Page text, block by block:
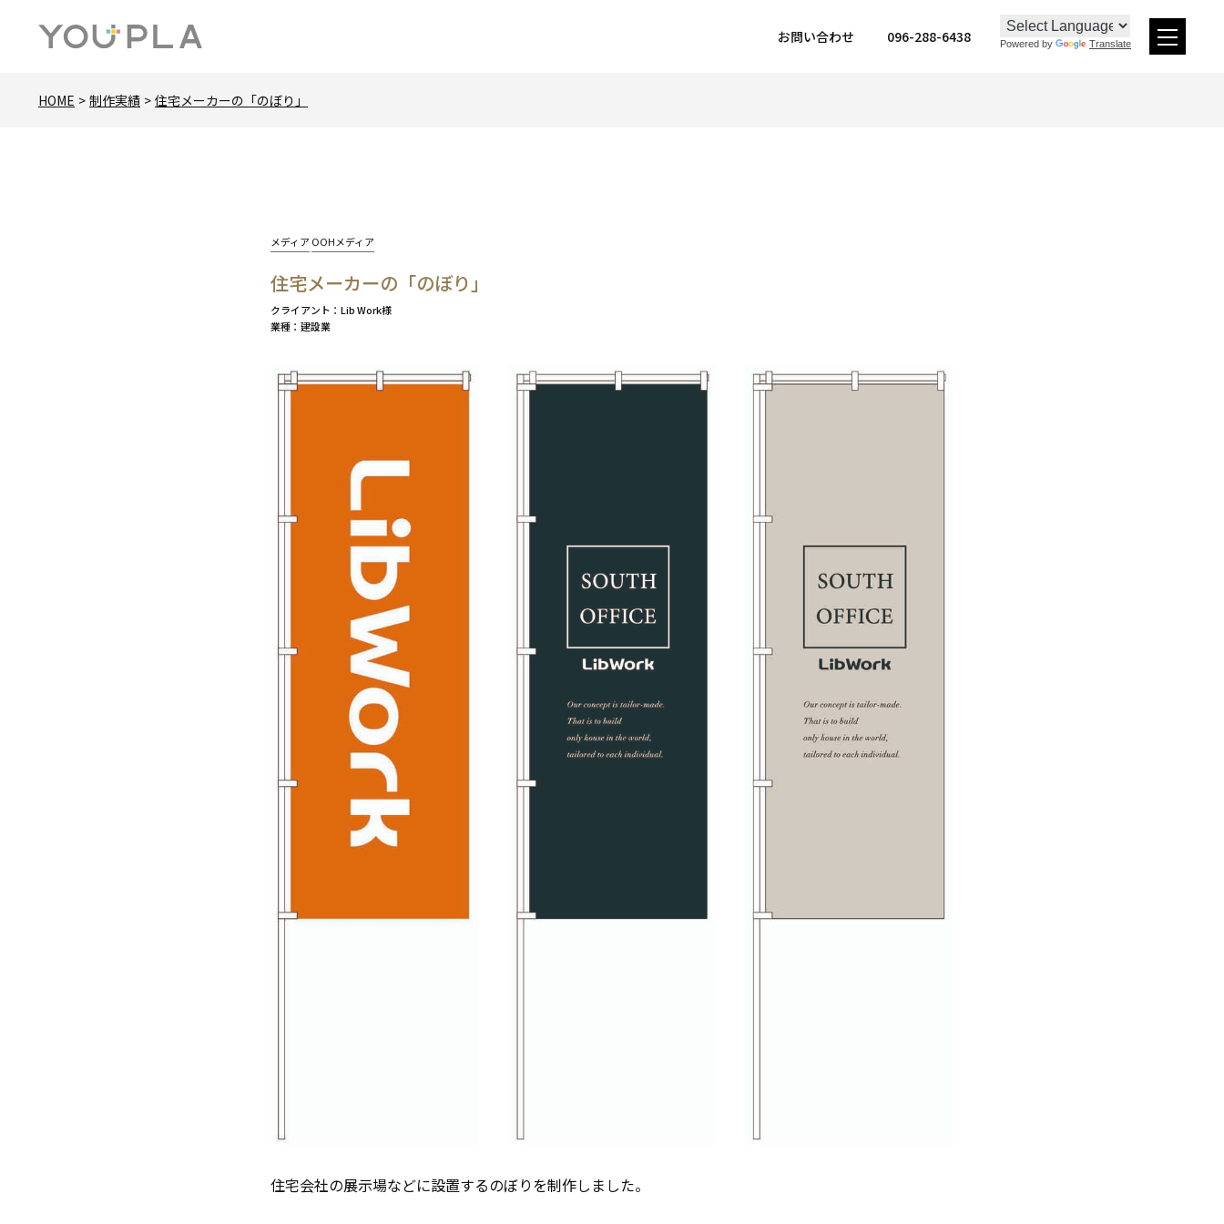
お問い合わせ 096-288-6438 Powered by Translate
HOME 制作実績 住宅メーカーの「のぼり」
カ
ゴ
メディア OOHメディア
住宅メーカーの「のぼり」
クライアント
Lib Work様
業種
建設業
住宅会社の展示場などに設置するのぼりを制作しました。